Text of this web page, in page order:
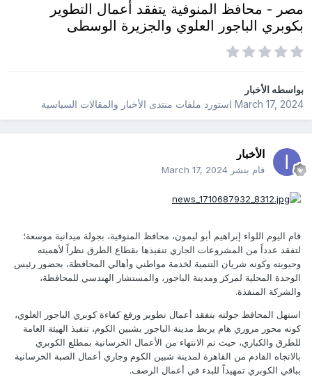
مصر - محافظ المنوفية يتفقد أعمال التطوير
بكوبري الباجور العلوي والجزيرة الوسطى
بواسطهالأخبار
March 17, 2024استورد ملفات منتدى الأخبار والمقالات السياسية
الأخبار
قام بنشر March 17, 2024
قام اليوم اللواء إبراهيم أبو ليمون، محافظ المنوفية، بجولة ميدانية موسعة؛
لتفقد عدداً من المشروعات الجاري تنفيذها بقطاع الطرق نظراً لأهميته
وحيويته وكونه شريان التنمية لخدمة مواطني وأهالي المحافظة، بحضور رئيس
الوحدة المحلية لمركز ومدينة الباجور، والمستشار الهندسي للمحافظة،
والشركة المنفذة.
استهل المحافظ جولته بتفقد أعمال تطوير ورفع كفاءة كوبري الباجور العلوي،
كونه محور مروري هام يربط مدينة الباجور بشبين الكوم، تنفيذ الهيئة العامة
للطرق والكباري، حيث تم الانتهاء من الأعمال الخرسانية بمطلع الكوبري
بالاتجاه القادم من القاهرة لمدينة شبين الكوم وجاري أعمال الصبة الخرسانية
بباقي الكوبري تمهيداً للبدء في أعمال الرصف.